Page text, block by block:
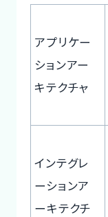
アプリケー
ションアー
キテクチャ
インテグレ
ーションア
ーキテクチ